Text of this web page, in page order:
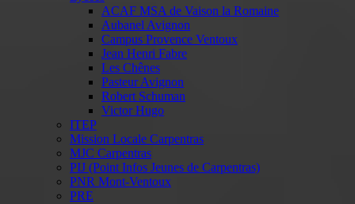
ACAF MSA de Vaison la Romaine
Aubanel Avignon
Campus Provence Ventoux
Jean Henri Fabre
Les Chênes
Pasteur Avignon
Robert Schuman
Victor Hugo
ITEP
Mission Locale Carpentras
MJC Carpentras
PIJ (Point Infos Jeunes de Carpentras)
PNR Mont-Ventoux
PRE